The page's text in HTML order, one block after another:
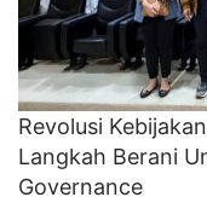
Revolusi
Langkah Berani
Governance